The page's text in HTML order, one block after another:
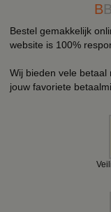
B
Bestel gemakkelijk
website is 100%
Wij bieden vele betaal
jouw favoriete